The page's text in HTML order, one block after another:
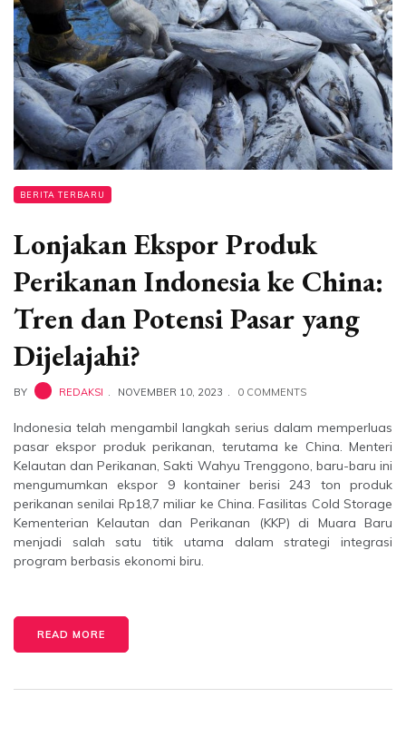
BERITA TERBARU
Lonjakan Ekspor Produk
Perikanan Indonesia ke China:
Tren dan Potensi Pasar yang
Dijelajahi?
BY REDAKSI NOVEMBER 10, 2023 0 COMMENTS
Indonesia telah mengambil langkah serius dalam memperluas
pasar ekspor produk perikanan, terutama ke China. Menteri
Kelautan dan Perikanan, Sakti Wahyu Trenggono, baru-baru ini
mengumumkan ekspor 9 kontainer berisi 243 ton produk
perikanan senilai Rp18,7 miliar ke China. Fasilitas Cold Storage
Kementerian Kelautan dan Perikanan (KKP) di Muara Baru
menjadi salah satu titik utama dalam strategi integrasi
program berbasis ekonomi biru.
READ MORE